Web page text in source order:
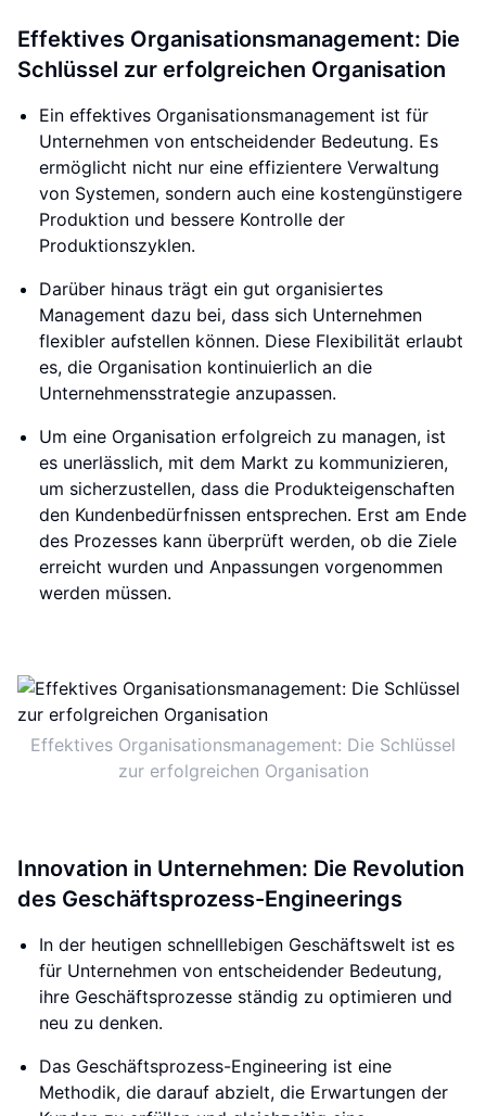
Effektives Organisationsmanagement: Die
Schlüssel zur erfolgreichen Organisation
Ein effektives Organisationsmanagement ist für
Unternehmen von entscheidender Bedeutung. Es
ermöglicht nicht nur eine effizientere Verwaltung
von Systemen, sondern auch eine kostengünstigere
Produktion und bessere Kontrolle der
Produktionszyklen.
Darüber hinaus trägt ein gut organisiertes
Management dazu bei, dass sich Unternehmen
flexibler aufstellen können. Diese Flexibilität erlaubt
es, die Organisation kontinuierlich an die
Unternehmensstrategie anzupassen.
Um eine Organisation erfolgreich zu managen, ist
es unerlässlich, mit dem Markt zu kommunizieren,
um sicherzustellen, dass die Produkteigenschaften
den Kundenbedürfnissen entsprechen. Erst am Ende
des Prozesses kann überprüft werden, ob die Ziele
erreicht wurden und Anpassungen vorgenommen
werden müssen.
Effektives Organisationsmanagement: Die Schlüssel
zur erfolgreichen Organisation
Innovation in Unternehmen: Die Revolution
des Geschäftsprozess-Engineerings
In der heutigen schnelllebigen Geschäftswelt ist es
für Unternehmen von entscheidender Bedeutung,
ihre Geschäftsprozesse ständig zu optimieren und
neu zu denken.
Das Geschäftsprozess-Engineering ist eine
Methodik, die darauf abzielt, die Erwartungen der